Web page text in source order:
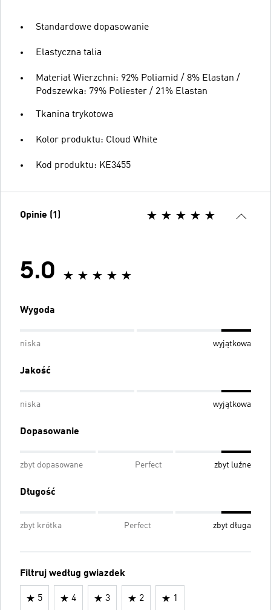
Standardowe dopasowanie
Elastyczna talia
Materiał Wierzchni: 92% Poliamid / 8% Elastan /
Podszewka: 79% Poliester / 21% Elastan
Tkanina trykotowa
Kolor produktu: Cloud White
Kod produktu: KE3455
Opinie (1)
5.0
Wygoda
niska wyjątkowa
Jakość
niska wyjątkowa
Dopasowanie
zbyt dopasowane Perfect zbyt luźne
Długość
zbyt krótka Perfect zbyt długa
Filtruj według gwiazdek
5 4 3 2 1